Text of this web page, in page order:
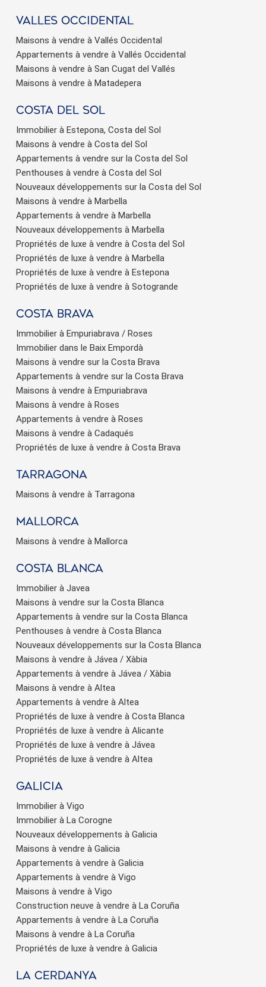
valles occidental
Maisons à vendre à Vallés Occidental
Appartements à vendre à Vallés Occidental
Maisons à vendre à San Cugat del Vallés
Maisons à vendre à Matadepera
Costa del sol
Immobilier à Estepona, Costa del Sol
Maisons à vendre à Costa del Sol
Appartements à vendre sur la Costa del Sol
Penthouses à vendre à Costa del Sol
Nouveaux développements sur la Costa del Sol
Maisons à vendre à Marbella
Appartements à vendre à Marbella
Nouveaux développements à Marbella
Propriétés de luxe à vendre à Costa del Sol
Propriétés de luxe à vendre à Marbella
Propriétés de luxe à vendre à Estepona
Propriétés de luxe à vendre à Sotogrande
Costa brava
Immobilier à Empuriabrava / Roses
Immobilier dans le Baix Empordà
Maisons à vendre sur la Costa Brava
Appartements à vendre sur la Costa Brava
Maisons à vendre à Empuriabrava
Maisons à vendre à Roses
Appartements à vendre à Roses
Maisons à vendre à Cadaqués
Propriétés de luxe à vendre à Costa Brava
Tarragona
Maisons à vendre à Tarragona
Mallorca
Maisons à vendre à Mallorca
Costa Blanca
Immobilier à Javea
Maisons à vendre sur la Costa Blanca
Appartements à vendre sur la Costa Blanca
Penthouses à vendre à Costa Blanca
Nouveaux développements sur la Costa Blanca
Maisons à vendre à Jávea / Xàbia
Appartements à vendre à Jávea / Xàbia
Maisons à vendre à Altea
Appartements à vendre à Altea
Propriétés de luxe à vendre à Costa Blanca
Propriétés de luxe à vendre à Alicante
Propriétés de luxe à vendre à Jávea
Propriétés de luxe à vendre à Altea
Galicia
Immobilier à Vigo
Immobilier à La Corogne
Nouveaux développements à Galicia
Maisons à vendre à Galicia
Appartements à vendre à Galicia
Appartements à vendre à Vigo
Maisons à vendre à Vigo
Construction neuve à vendre à La Coruña
Appartements à vendre à La Coruña
Maisons à vendre à La Coruña
Propriétés de luxe à vendre à Galicia
La Cerdanya